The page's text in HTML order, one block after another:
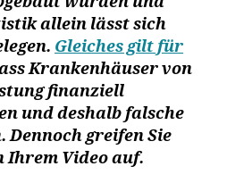
allein lässt sich
Gleiches gilt für
Krankenhäuser von
finanziell
und deshalb falsche
Dennoch greifen Sie
Ihrem Video auf.